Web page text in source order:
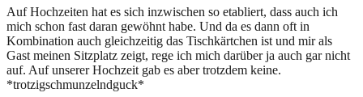
Auf Hochzeiten hat es sich inzwischen so etabliert, dass auch ich
mich schon fast daran gewöhnt habe. Und da es dann oft in
Kombination auch gleichzeitig das Tischkärtchen ist und mir als
Gast meinen Sitzplatz zeigt, rege ich mich darüber ja auch gar nicht
auf. Auf unserer Hochzeit gab es aber trotzdem keine.
*trotzigschmunzelndguck*